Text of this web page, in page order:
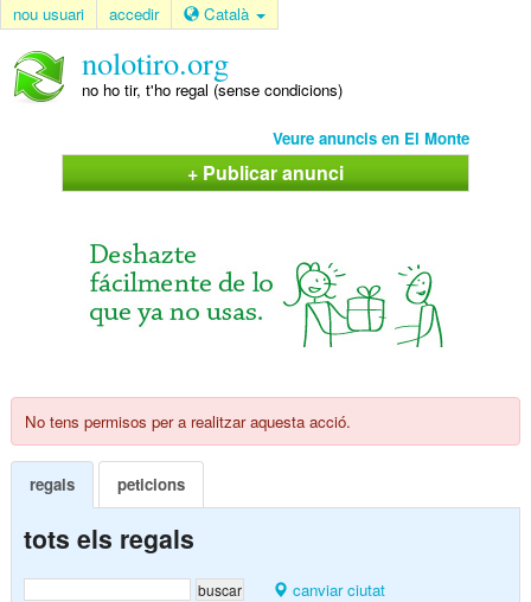
nou usuari accedir Català
nolotiro.org
no ho tir, t'ho regal (sense condicions)
Veure anuncis en El Monte
+ Publicar anunci
No tens permisos per a realitzar aquesta acció.
regals peticions
tots els regals
canviar ciutat